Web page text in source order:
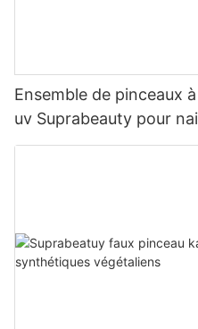
Ensemble de pinceaux
uv Suprabeauty pour